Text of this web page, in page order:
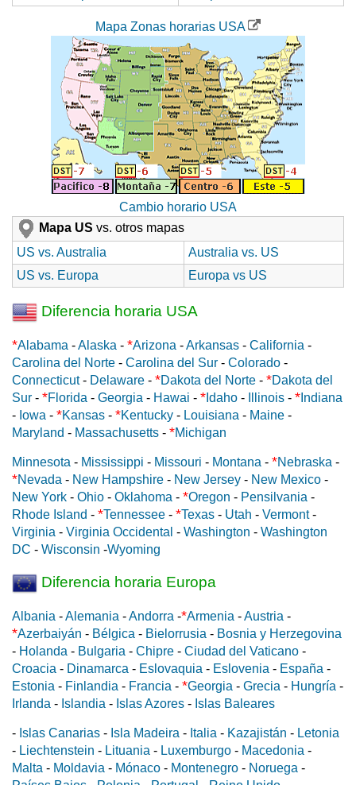
Mapa Zonas horarias USA
Cambio horario USA
Mapa US vs. otros mapas
US vs. Australia
Australia vs. US
US vs. Europa
Europa vs US
Diferencia horaria USA
*Alabama -Alaska - *Arizona -Arkansas - California -
Carolina del Norte - Carolina del Sur - Colorado -
Connecticut- Delaware - *Dakota del Norte - *Dakota del
Sur - *Florida - Georgia - Hawai - * Idaho - Illinois - * Indiana
- Iowa - *Kansas - *Kentucky - Louisiana - Maine -
Maryland - Massachusetts - *Michigan
Minnesota - Mississippi - Missouri - Montana - *Nebraska -
*Nevada - New Hampshire - New Jersey - New Mexico -
New York - Ohio - Oklahoma - *Oregon - Pensilvania -
Rhode Island - *Tennessee - *Texas - Utah - Vermont-
Virginia - Virginia Occidental - Washington - Washington
DC - Wisconsin -Wyoming
Diferencia horaria Europa
Albania -Alemania -Andorra -*Armenia -Austria -
*Azerbaiyán - Bélgica - Bielorrusia - Bosnia y Herzegovina
- Holanda - Bulgaria - Chipre - Ciudad del Vaticano -
Croacia - Dinamarca - Eslovaquia - Eslovenia - España -
Estonia - Finlandia - Francia - *Georgia - Grecia - Hungría -
Irlanda - Islandia - Islas Azores - Islas Baleares
- Islas Canarias - Isla Madeira - Italia - Kazajistán - Letonia
- Liechtenstein - Lituania - Luxemburgo - Macedonia -
Malta - Moldavia - Mónaco - Montenegro - Noruega -